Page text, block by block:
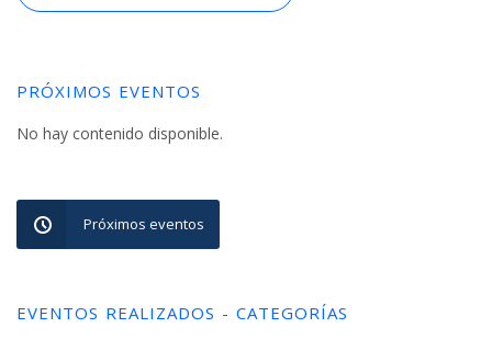
PRÓXIMOS EVENTOS
No hay contenido disponible.
Próximos eventos
EVENTOS REALIZADOS - CATEGORÍAS